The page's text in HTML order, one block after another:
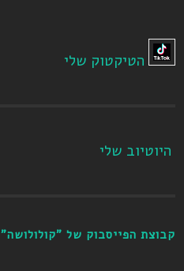
הטיקטוק שלי
היוטיוב שלי
קבוצת הפייסבוק של "קולולושה"